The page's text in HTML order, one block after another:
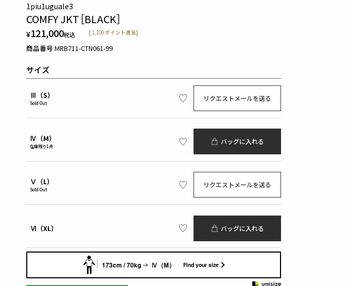
1piu1uguale3
COMFY JKT［BLACK］
¥121,000税込 [1,100ポイント進呈]
商品番号 MRB711-CTN061-99
サイズ
Ⅲ（S）
Sold Out
リクエストメールを送る
Ⅳ（M）
在庫残り1点
バッグに入れる
Ⅴ（L）
Sold Out
リクエストメールを送る
Ⅵ（XL） バッグに入れる
173cm / 70kg Ⅳ（M） Find your size